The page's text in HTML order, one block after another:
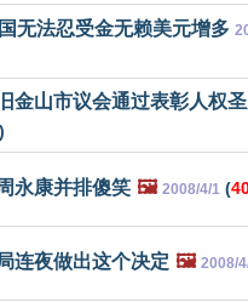
无法忍受金无赖美元增多
金山市议会通过表彰人权
永康并排傻笑 🖼️ 2008/4/1 (
连夜做出这个决定 🖼️ 2008/